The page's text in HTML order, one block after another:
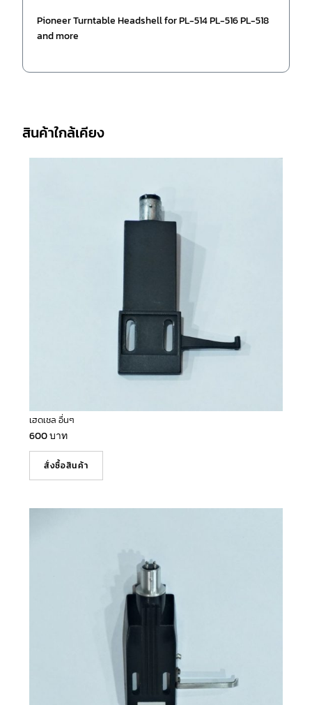
Pioneer Turntable Headshell for PL-514 PL-516 PL-518
and more
สินค้าใกล้เคียง
เฮดเชล อื่นๆ
600บาท
สั่งซื้อสินค้า